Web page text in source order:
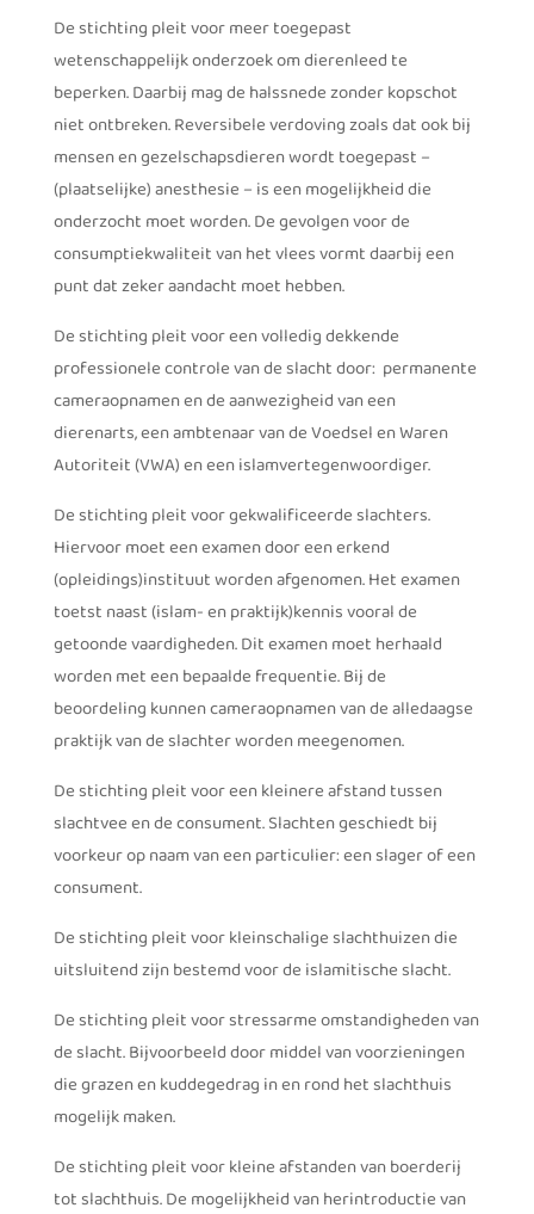
De stichting pleit voor meer toegepast
wetenschappelijk onderzoek om dierenleed te
beperken. Daarbij mag de halssnede zonder kopschot
niet ontbreken. Reversibele verdoving zoals dat ook bij
mensen en gezelschapsdieren wordt toegepast –
(plaatselijke) anesthesie – is een mogelijkheid die
onderzocht moet worden. De gevolgen voor de
consumptiekwaliteit van het vlees vormt daarbij een
punt dat zeker aandacht moet hebben.
De stichting pleit voor een volledig dekkende
professionele controle van de slacht door: permanente
cameraopnamen en de aanwezigheid van een
dierenarts, een ambtenaar van de Voedsel en Waren
Autoriteit (VWA) en een islamvertegenwoordiger.
De stichting pleit voor gekwalificeerde slachters.
Hiervoor moet een examen door een erkend
(opleidings)instituut worden afgenomen. Het examen
toetst naast (islam- en praktijk)kennis vooral de
getoonde vaardigheden. Dit examen moet herhaald
worden met een bepaalde frequentie. Bij de
beoordeling kunnen cameraopnamen van de alledaagse
praktijk van de slachter worden meegenomen.
De stichting pleit voor een kleinere afstand tussen
slachtvee en de consument. Slachten geschiedt bij
voorkeur op naam van een particulier: een slager of een
consument.
De stichting pleit voor kleinschalige slachthuizen die
uitsluitend zijn bestemd voor de islamitische slacht.
De stichting pleit voor stressarme omstandigheden van
de slacht. Bijvoorbeeld door middel van voorzieningen
die grazen en kuddegedrag in en rond het slachthuis
mogelijk maken.
De stichting pleit voor kleine afstanden van boerderij
tot slachthuis. De mogelijkheid van herintroductie van